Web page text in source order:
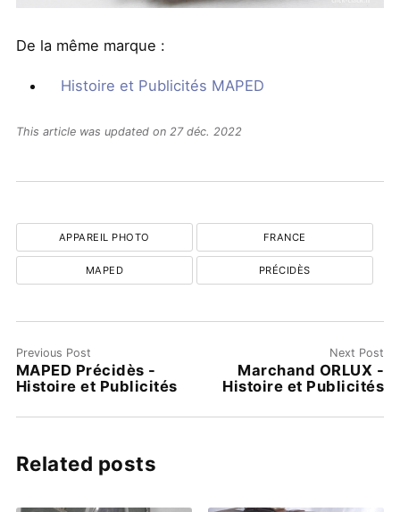
De la même marque :
Histoire et Publicités MAPED
This article was updated on 27 déc. 2022
APPAREIL PHOTO FRANCE
MAPED PRÉCIDÈS
Previous Post
MAPED Précidès -
Histoire et Publicités
Next Post
Marchand ORLUX -
Histoire et Publicités
Related posts